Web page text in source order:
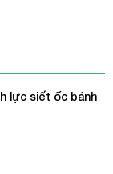
lực siết ốc bánh